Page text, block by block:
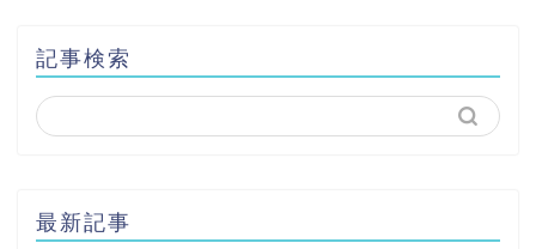
記事検索
最新記事